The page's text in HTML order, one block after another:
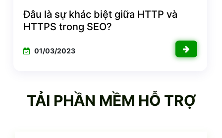
Đâu là sự khác biệt giữa HTTP và
HTTPS trong SEO?
01/03/2023
TẢI PHẦN MỀM HỖ TRỢ